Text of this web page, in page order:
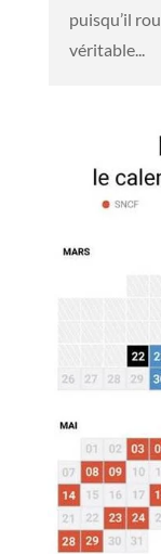
puisqu’il
véritable...